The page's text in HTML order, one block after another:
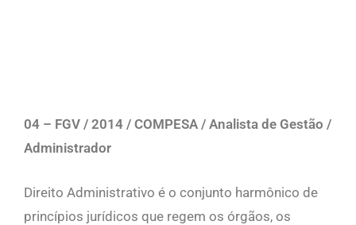
04 – FGV / 2014 / COMPESA / Analista de Gestão /
Administrador
Direito Administrativo é o conjunto harmônico de
princípios jurídicos que regem os órgãos, os